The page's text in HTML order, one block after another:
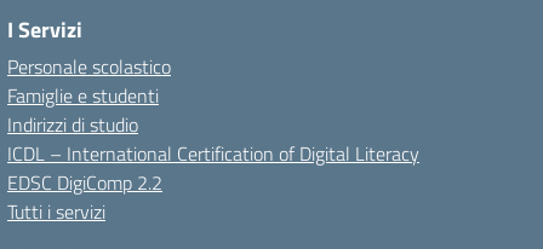
I Servizi
Personale scolastico
Famiglie e studenti
Indirizzi di studio
ICDL – International Certification of Digital Literacy
EDSC DigiComp 2.2
Tutti i servizi